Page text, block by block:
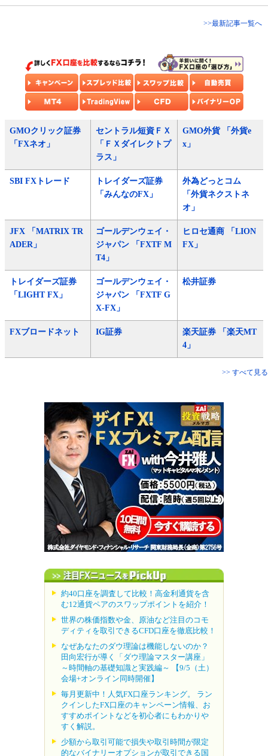
>>最新記事一覧へ
GMOクリック証券
「FXネオ」
セントラル短資ＦＸ
「ＦＸダイレクトプ
ラス」
GMO外貨 「外貨e
x」
SBI FXトレード
トレイダーズ証券
「みんなのFX」
外為どっとコム
「外貨ネクストネ
オ」
JFX 「MATRIX TR
ADER」
ゴールデンウェイ・
ジャパン 「FXTF M
T4」
ヒロセ通商 「LION
FX」
トレイダーズ証券
「LIGHT FX」
ゴールデンウェイ・
ジャパン 「FXTF G
X-FX」
松井証券
FXブロードネット IG証券
楽天証券 「楽天MT
4」
>> すべて見る
約40口座を調査して比較！高金利通貨を含
む12通貨ペアのスワップポイントを紹介！
世界の株価指数や金、原油など注目のコモ
ディティを取引できるCFD口座を徹底比較！
なぜあなたのダウ理論は機能しないのか？
田向宏行が導く「ダウ理論マスター講座」
～時間軸の基礎知識と実践編～ 【9/5（土）
会場+オンライン同時開催】
毎月更新中！人気FX口座ランキング。 ラン
クインしたFX口座のキャンペーン情報、お
すすめポイントなどを初心者にもわかりや
すく解説。
少額から取引可能で損失や取引時間が限定
的なバイナリーオプションが取引できる国